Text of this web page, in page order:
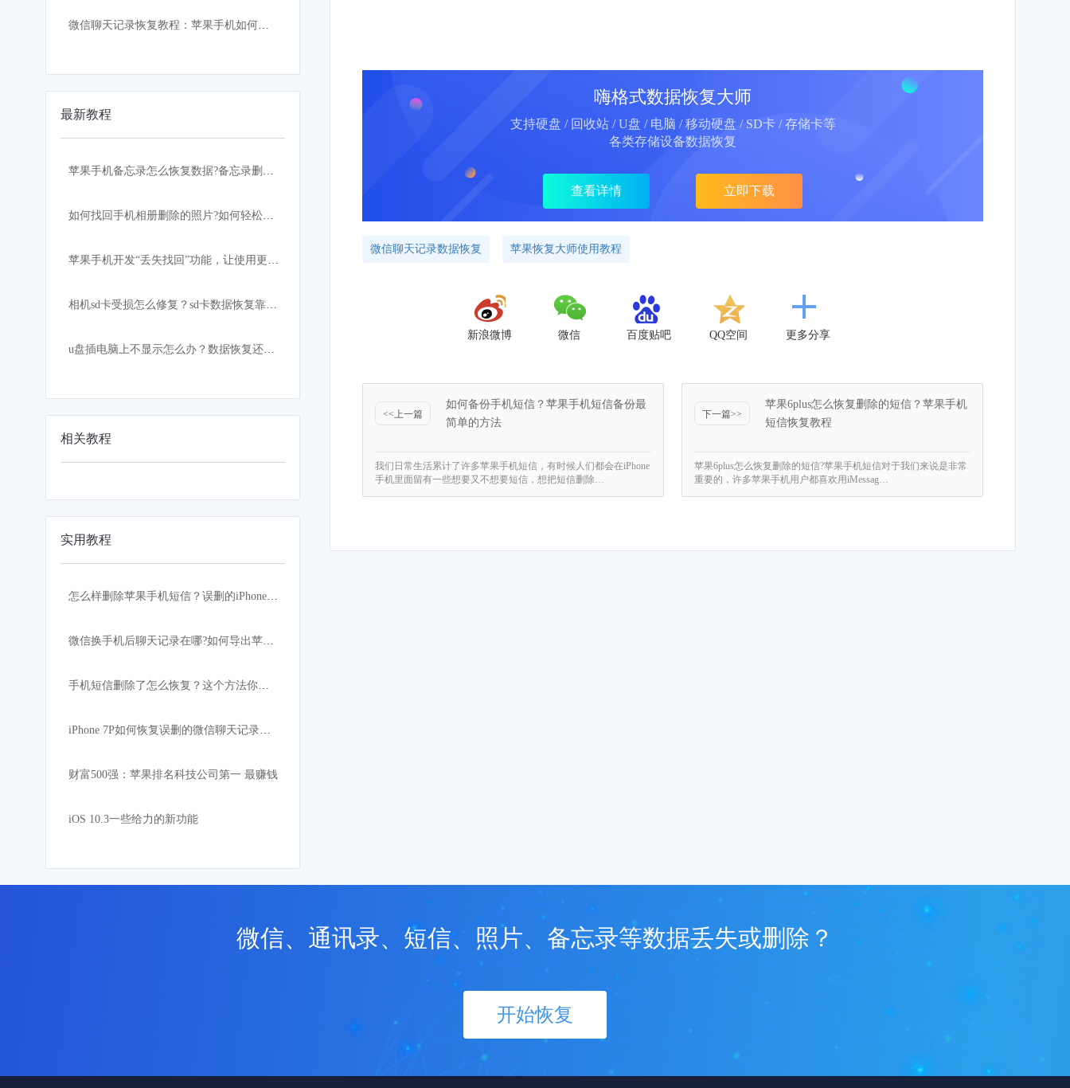
微信聊天记录恢复教程：苹果手机如何找回误删的微信聊天记录
最新教程
苹果手机备忘录怎么恢复数据?备忘录删除怎么恢复？
如何找回手机相册删除的照片?如何轻松快速恢复？
苹果手机开发“丢失找回”功能，让使用更加安心！
相机sd卡受损怎么修复？sd卡数据恢复靠这招
u盘插电脑上不显示怎么办？数据恢复还有希望吗
相关教程
实用教程
怎么样删除苹果手机短信？误删的iPhone短信内容如何恢复
微信换手机后聊天记录在哪?如何导出苹果手机微信聊天记录
手机短信删除了怎么恢复？这个方法你知道吗？
iPhone 7P如何恢复误删的微信聊天记录？苹果手机iOS系统查看误删微信记录
财富500强：苹果排名科技公司第一 最赚钱
iOS 10.3一些给力的新功能
嗨格式数据恢复大师
支持硬盘 / 回收站 / U盘 / 电脑 / 移动硬盘 / SD卡 / 存储卡等
各类存储设备数据恢复
查看详情 立即下载
微信聊天记录数据恢复 苹果恢复大师使用教程
新浪微博 微信 百度贴吧 QQ空间 更多分享
<<上一篇
如何备份手机短信？苹果手机短信备份最
简单的方法
我们日常生活累计了许多苹果手机短信，有时候人们都会在iPhone
手机里面留有一些想要又不想要短信，想把短信删除…
下一篇>>
苹果6plus怎么恢复删除的短信？苹果手机
短信恢复教程
苹果6plus怎么恢复删除的短信?苹果手机短信对于我们来说是非常
重要的，许多苹果手机用户都喜欢用iMessag…
微信、通讯录、短信、照片、备忘录等数据丢失或删除？
开始恢复